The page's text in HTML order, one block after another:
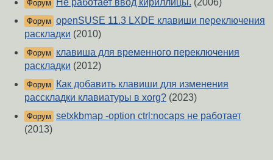
Форум Не работает ввод кириллицы. (2006)
Форум openSUSE 11.3 LXDE клавиши переключения
раскладки (2010)
Форум
клавиша для временного переключения
раскладки (2012)
Форум
Как добавить клавиши для изменения
расскладки клавиатуры в xorg? (2023)
Форум setxkbmap -option ctrl:nocaps не работает
(2013)